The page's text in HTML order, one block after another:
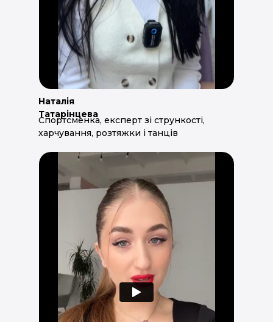
Наталія
Татарінцева
Спортсменка, експерт зі стрункості,
харчування, розтяжки і танців